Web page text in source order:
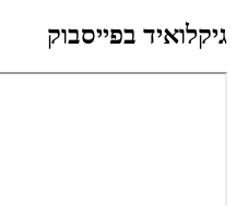
גיקלואיד בפייסבוק